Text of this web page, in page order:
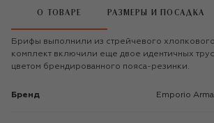
О ТОВАРЕ РАЗМЕРЫ И ПОСАДКА
Брифы выполнили из стрейчевого
комплект включили еще двое идентичных
цветом брендированного пояса-резинки.
Бренд Emporio